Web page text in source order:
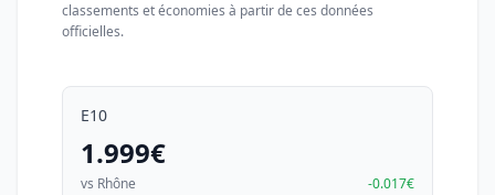
classements et économies à partir de ces données
officielles.
E10
1.999€
vs Rhône
-0.017€